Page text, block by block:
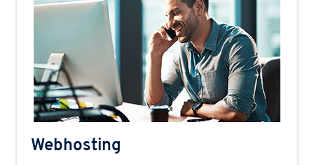
Webhosting